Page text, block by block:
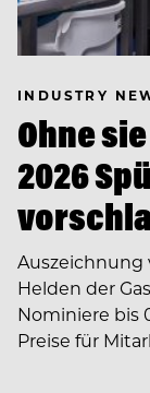
INDUSTRY
Ohne
2026
Auszeichnung
Helden der
Nominiere bis
Preise für